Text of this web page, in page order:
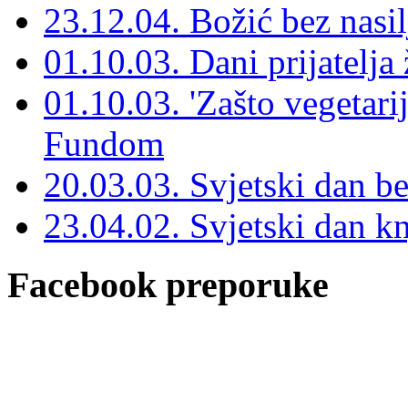
23.12.04. Božić bez
01.10.03. Dani
01.10.03. 'Zašto
Fundom
20.03.03. Svjetski dan
23.04.02. Svjetski dan
Facebook preporuke